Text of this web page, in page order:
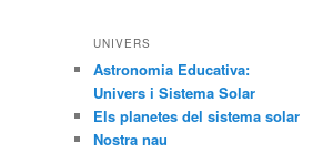
UNIVERS
Astronomia Educativa:
Univers i Sistema Solar
Els planetes del sistema solar
Nostra nau